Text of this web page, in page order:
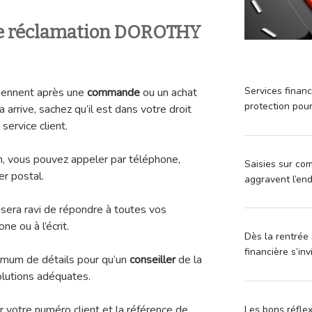
DOROTHY
après une commandeou un achat
arrive, sachez qu’il est dans votre droit
client.
vous pouvez appeler par téléphone,
postal.
ravi de répondre à toutes vos
ou à l’écrit.
de détails pour qu’un conseillerde la
adéquates.
Services
protection
Saisies sur
aggravent
Dès la rentrée
financière
Les bons